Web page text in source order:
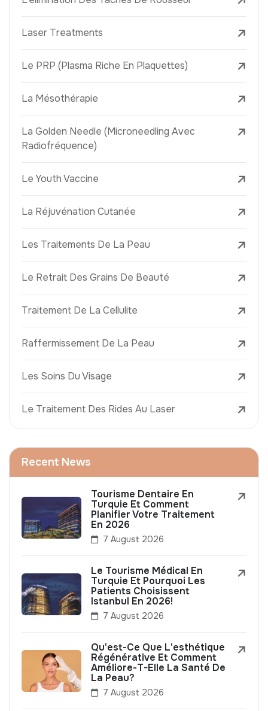
Laser Treatments
Le PRP (Plasma Riche En Plaquettes)
La Mésothérapie
La Golden Needle (Microneedling Avec
Radiofréquence)
Le Youth Vaccine
La Réjuvénation Cutanée
Les Traitements De La Peau
Le Retrait Des Grains De Beauté
Traitement De La Cellulite
Raffermissement De La Peau
Les Soins Du Visage
Le Traitement Des Rides Au Laser
Recent News
Tourisme Dentaire En
Turquie Et Comment
Planifier Votre Traitement
En 2026
7 August 2026
Le Tourisme Médical En
Turquie Et Pourquoi Les
Patients Choisissent
Istanbul En 2026!
7 August 2026
Qu'est-Ce Que L'esthétique
Régénérative Et Comment
Améliore-T-Elle La Santé De
La Peau?
7 August 2026